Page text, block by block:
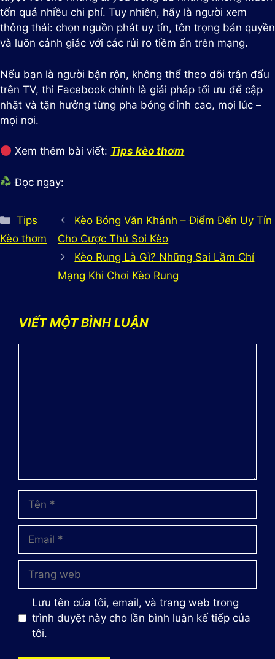
tốn quá nhiều chi phí. Tuy nhiên, hãy là người xem
thông thái: chọn nguồn phát uy tín, tôn trọng bản quyền
và luôn cảnh giác với các rủi ro tiềm ẩn trên mạng.
Nếu bạn là người bận rộn, không thể theo dõi trận đấu
trên TV, thì Facebook chính là giải pháp tối ưu để cập
nhật và tận hưởng từng pha bóng đỉnh cao, mọi lúc –
mọi nơi.
Xem thêm bài viết: Tips kèo thơm
Đọc ngay:
Danh
mục
Tips
Kèo thơm
Kèo Bóng Văn Khánh – Điểm Đến Uy Tín
Cho Cược Thủ Soi Kèo
Kèo Rung Là Gì? Những Sai Lầm Chí
Mạng Khi Chơi Kèo Rung
VIẾT MỘT BÌNH LUẬN
web
Lưu tên của tôi, email, và trang web trong
trình duyệt này cho lần bình luận kế tiếp của
tôi.